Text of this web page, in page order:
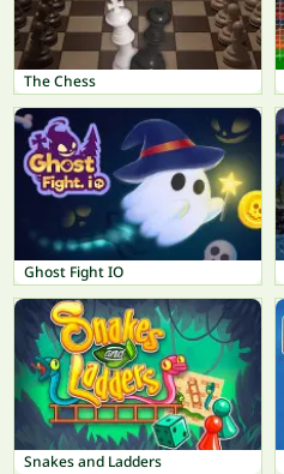
The Chess
Ghost Fight IO
Snakes and Ladders